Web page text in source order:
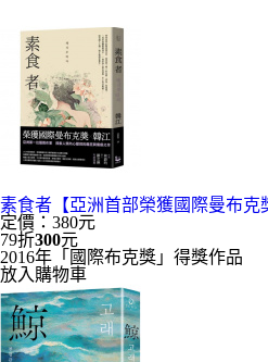
素食者【亞洲首部榮獲國際曼布克
定價：380元
79折300元
2016年「國際布克獎」得獎作品
放入購物車